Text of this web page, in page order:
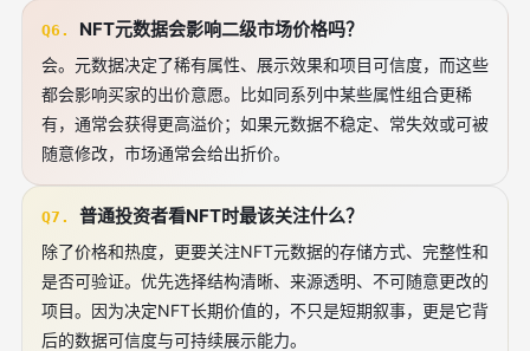
Q6. NFT元数据会影响二级市场价格吗？
会。元数据决定了稀有属性、展示效果和项目可信度，而这些
都会影响买家的出价意愿。比如同系列中某些属性组合更稀
有，通常会获得更高溢价；如果元数据不稳定、常失效或可被
随意修改，市场通常会给出折价。
Q7. 普通投资者看NFT时最该关注什么？
除了价格和热度，更要关注NFT元数据的存储方式、完整性和
是否可验证。优先选择结构清晰、来源透明、不可随意更改的
项目。因为决定NFT长期价值的，不只是短期叙事，更是它背
后的数据可信度与可持续展示能力。